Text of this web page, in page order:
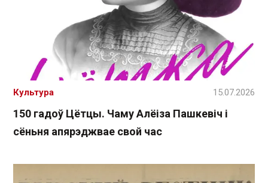
150 гадоў Цётцы. Чаму Алёіза Пашкевіч і
сёньня апярэджвае свой час
Культура 15.07.2026